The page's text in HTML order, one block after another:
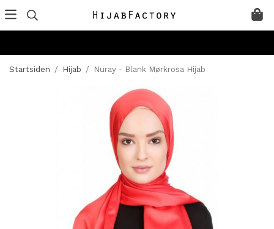
Startsiden / Hijab / Nuray - Blank Mørkrosa Hijab